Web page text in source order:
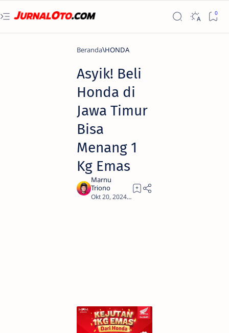
Beranda HONDA
Asyik! Beli
Honda di
Jawa Timur
Bisa
Menang 1
Kg Emas